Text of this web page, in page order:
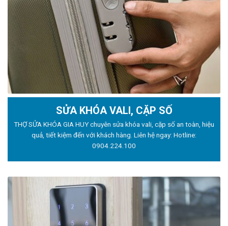
SỬA KHÓA VALI, CẶP SỐ
THỢ SỬA KHÓA GIA HUY chuyên sửa khóa vali, cặp số an toàn, hiệu
quả, tiết kiệm đến với khách hàng. Liên hệ ngay: Hotline:
0904.224.100